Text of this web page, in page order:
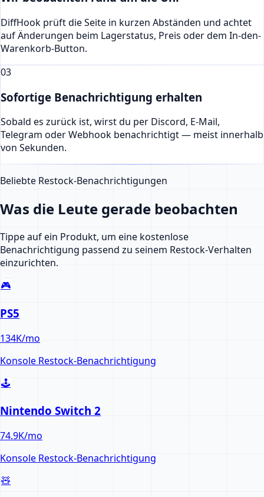
DiffHook prüft die Seite in kurzen Abständen und achtet
auf Änderungen beim Lagerstatus, Preis oder dem In-den-
Warenkorb-Button.
03
Sofortige Benachrichtigung erhalten
Sobald es zurück ist, wirst du per Discord, E-Mail,
Telegram oder Webhook benachrichtigt — meist innerhalb
von Sekunden.
Beliebte Restock-Benachrichtigungen
Was die Leute gerade beobachten
Tippe auf ein Produkt, um eine kostenlose
Benachrichtigung passend zu seinem Restock-Verhalten
einzurichten.
🎮
PS5
134K/mo
Konsole Restock-Benachrichtigung
🕹️
Nintendo Switch 2
74.9K/mo
Konsole Restock-Benachrichtigung
🧸